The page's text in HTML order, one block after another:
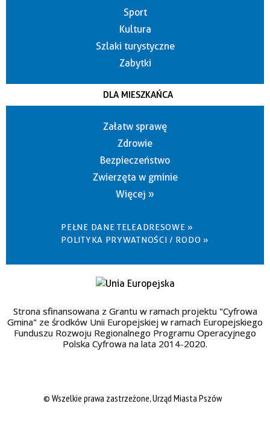
Sport
Kultura
Szlaki turystyczne
Zabytki
DLA MIESZKAŃCA
Załatw sprawę
Zdrowie
Bezpieczeństwo
Zwierzęta w gminie
Więcej »
PEŁNE DANE TELEADRESOWE »
POLITYKA PRYWATNOŚCI / RODO »
Strona sfinansowana z Grantu w ramach projektu "Cyfrowa
Gmina" ze środków Unii Europejskiej w ramach Europejskiego
Funduszu Rozwoju Regionalnego Programu Operacyjnego
Polska Cyfrowa na lata 2014-2020.
© Wszelkie prawa zastrzeżone, Urząd Miasta Pszów